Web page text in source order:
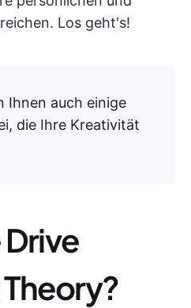
Los geht's!
Ihnen auch einige
die Ihre Kreativität